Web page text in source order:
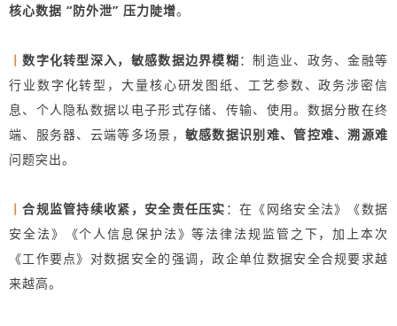
核心数据 “防外泄” 压力陡增。
丨数字化转型深入，敏感数据边界模糊：制造业、政务、金融等
行业数字化转型，大量核心研发图纸、工艺参数、政务涉密信
息、个人隐私数据以电子形式存储、传输、使用。数据分散在终
端、服务器、云端等多场景， 敏感数据识别难、管控难、溯源难
问题突出。
丨合规监管持续收紧，安全责任压实 ：在《网络安全法》《数据
安全法》《个人信息保护法》等法律法规监管之下，加上本次
《工作要点》对数据安全的强调，政企单位数据安全合规要求越
来越高。